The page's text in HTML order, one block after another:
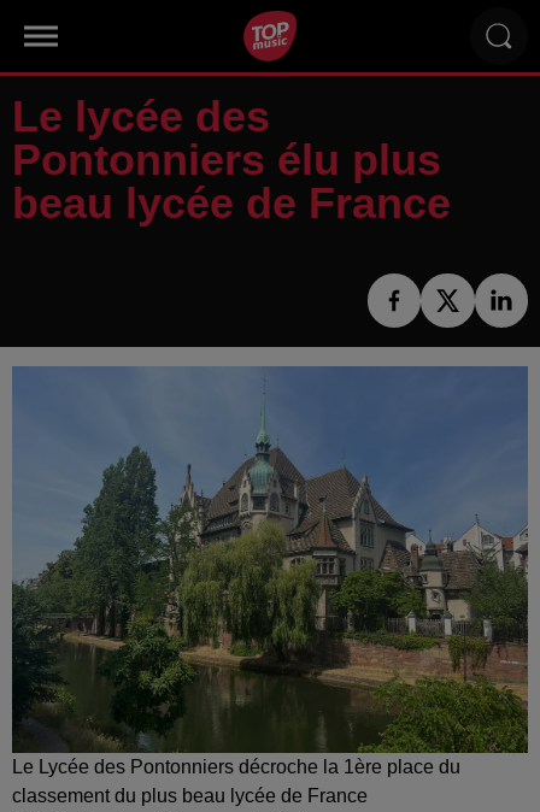
Le lycée des
Pontonniers élu plus
beau lycée de France
Le Lycée des Pontonniers décroche la 1ère place du
classement du plus beau lycée de France